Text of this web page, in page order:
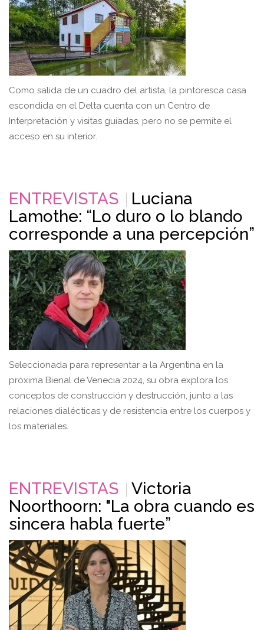
Como salida de un cuadro del artista, la pintoresca casa
escondida en el Delta cuenta con un Centro de
Interpretación y visitas guiadas, pero no se permite el
acceso en su interior.
ENTREVISTAS
Luciana
Lamothe: “Lo duro o lo blando
corresponde a una percepción”
Seleccionada para representar a la Argentina en la
próxima Bienal de Venecia 2024, su obra explora los
conceptos de construcción y destrucción, junto a las
relaciones dialécticas y de resistencia entre los cuerpos y
los materiales.
ENTREVISTAS
Victoria
Noorthoorn: "La obra cuando es
sincera habla fuerte”